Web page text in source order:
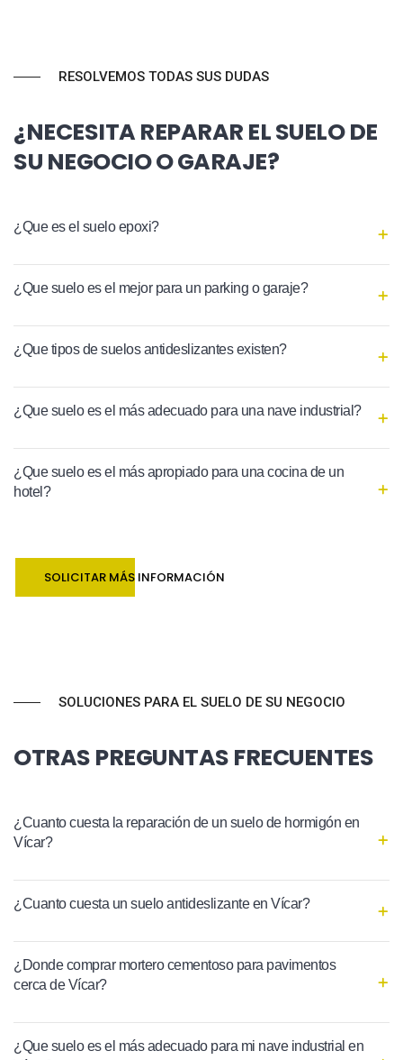
RESOLVEMOS TODAS SUS DUDAS
¿NECESITA REPARAR EL SUELO DE
SU NEGOCIO O GARAJE?
¿Que es el suelo epoxi?
¿Que suelo es el mejor para un parking o garaje?
¿Que tipos de suelos antideslizantes existen?
¿Que suelo es el más adecuado para una nave industrial?
¿Que suelo es el más apropiado para una cocina de un
hotel?
SOLICITAR MÁS INFORMACIÓN
SOLUCIONES PARA EL SUELO DE SU NEGOCIO
OTRAS PREGUNTAS FRECUENTES
¿Cuanto cuesta la reparación de un suelo de hormigón en
Vícar?
¿Cuanto cuesta un suelo antideslizante en Vícar?
¿Donde comprar mortero cementoso para pavimentos
cerca de Vícar?
¿Que suelo es el más adecuado para mi nave industrial en